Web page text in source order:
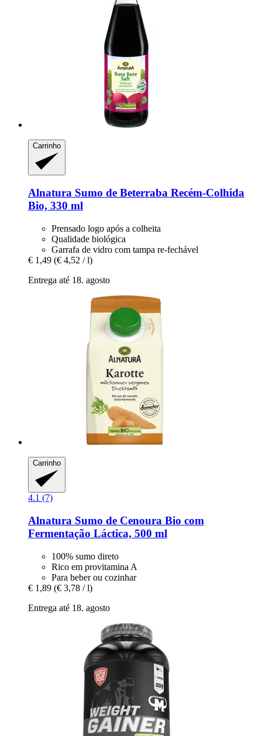
Carrinho
Alnatura Sumo de Beterraba Recém-​Colhida
Bio, 330 ml
Prensado logo após a colheita
Qualidade biológica
Garrafa de vidro com tampa re-fechável
€ 1,49 (€ 4,52 / l)
Entrega até 18. agosto
Carrinho
4.1 (7)
Alnatura Sumo de Cenoura Bio com
Fermentação Láctica, 500 ml
100% sumo direto
Rico em provitamina A
Para beber ou cozinhar
€ 1,89 (€ 3,78 / l)
Entrega até 18. agosto